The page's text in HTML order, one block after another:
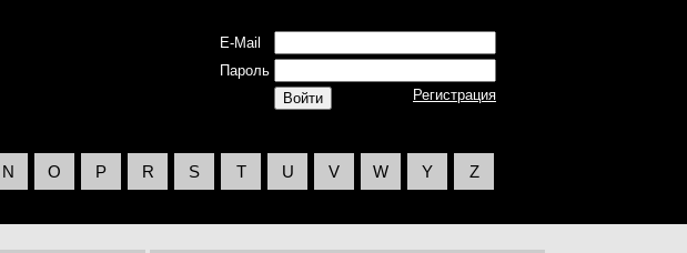
E-Mail
Пароль
Регистрация
N O P R S T U V W Y Z